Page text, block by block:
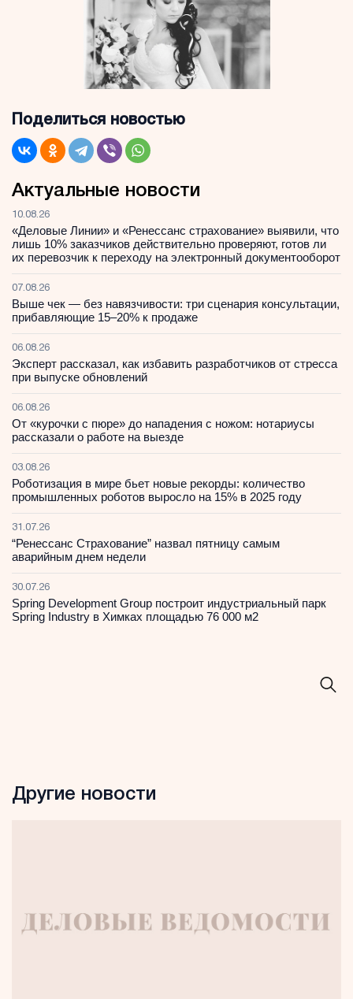
Поделиться новостью
Актуальные новости
10.08.26
«Деловые Линии» и «Ренессанс страхование» выявили, что
лишь 10% заказчиков действительно проверяют, готов ли
их перевозчик к переходу на электронный документооборот
07.08.26
Выше чек — без навязчивости: три сценария консультации,
прибавляющие 15–20% к продаже
06.08.26
Эксперт рассказал, как избавить разработчиков от стресса
при выпуске обновлений
06.08.26
От «курочки с пюре» до нападения с ножом: нотариусы
рассказали о работе на выезде
03.08.26
Роботизация в мире бьет новые рекорды: количество
промышленных роботов выросло на 15% в 2025 году
31.07.26
“Ренессанс Страхование” назвал пятницу самым
аварийным днем недели
30.07.26
Spring Development Group построит индустриальный парк
Spring Industry в Химках площадью 76 000 м2
Другие новости